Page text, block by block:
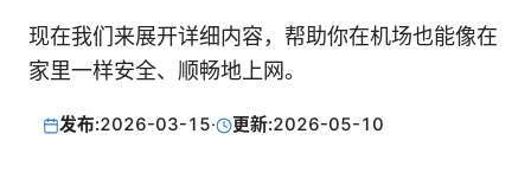
现在我们来展开详细内容，帮助你在机场也能像在
家里一样安全、顺畅地上网。
发布:2026-03-15· 更新:2026-05-10